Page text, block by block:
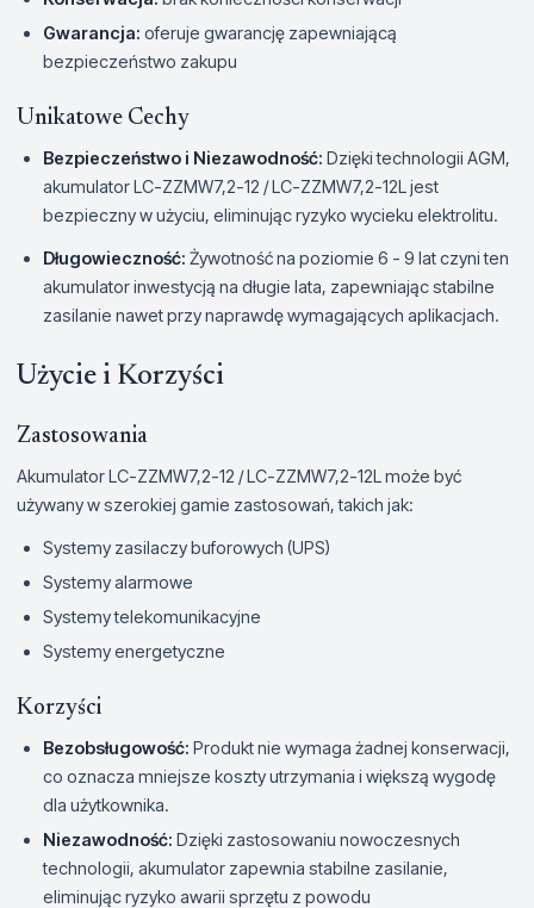
Gwarancja: oferuje gwarancję zapewniającą
bezpieczeństwo zakupu
Unikatowe Cechy
Bezpieczeństwo i Niezawodność: Dzięki technologii AGM,
akumulator LC-ZZMW7,2-12 / LC-ZZMW7,2-12L jest
bezpieczny w użyciu, eliminując ryzyko wycieku elektrolitu.
Długowieczność: Żywotność na poziomie 6 - 9 lat czyni ten
akumulator inwestycją na długie lata, zapewniając stabilne
zasilanie nawet przy naprawdę wymagających aplikacjach.
Użycie i Korzyści
Zastosowania
Akumulator LC-ZZMW7,2-12 / LC-ZZMW7,2-12L może być
używany w szerokiej gamie zastosowań, takich jak:
Systemy zasilaczy buforowych (UPS)
Systemy alarmowe
Systemy telekomunikacyjne
Systemy energetyczne
Korzyści
Bezobsługowość: Produkt nie wymaga żadnej konserwacji,
co oznacza mniejsze koszty utrzymania i większą wygodę
dla użytkownika.
Niezawodność: Dzięki zastosowaniu nowoczesnych
technologii, akumulator zapewnia stabilne zasilanie,
eliminując ryzyko awarii sprzętu z powodu